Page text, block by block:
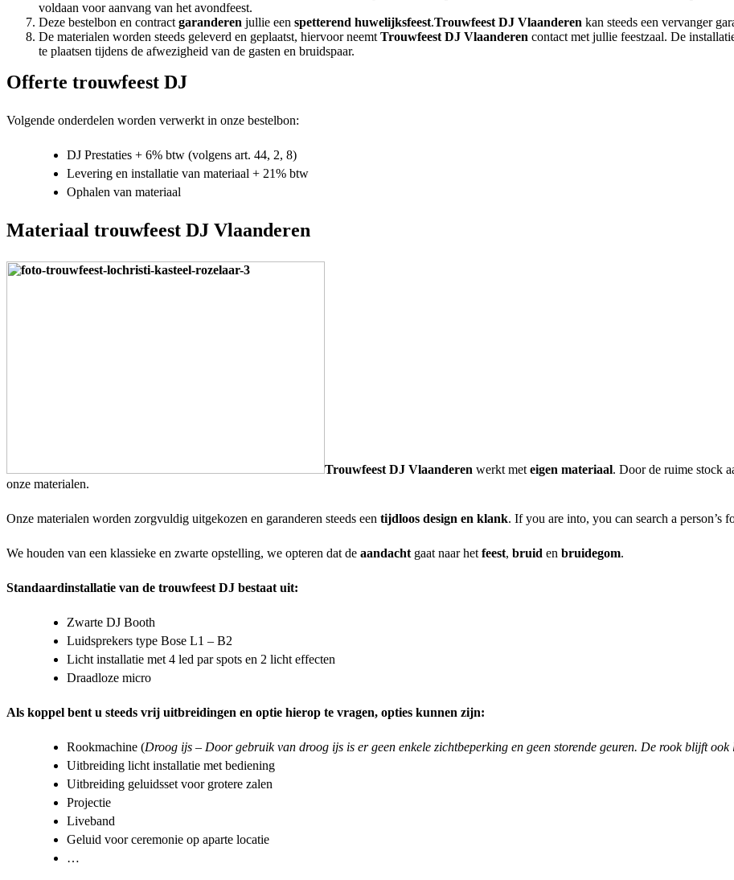
voldaan voor aanvang van het avondfeest.
Deze bestelbon en contractgaranderen jullie een spetterend huwelijksfeest.Trouwfeest DJ Vlaanderen kan steeds een vervanger
De materialen worden steeds geleverd en geplaatst, hiervoor neemtTrouwfeest DJ Vlaanderen contact met jullie feestzaal. De
te plaatsen tijdens de afwezigheid van de gasten en bruidspaar.
Offerte trouwfeest DJ
Volgende onderdelen worden verwerkt in onze bestelbon:
DJ Prestaties + 6% btw (volgens art. 44, 2, 8)
Levering en installatie van materiaal + 21% btw
Ophalen van materiaal
Materiaal trouwfeest DJ Vlaanderen
Trouwfeest DJ Vlaanderen werkt meteigen materiaal. Door de ruime stock
onze materialen.
Onze materialen worden zorgvuldig uitgekozen en garanderen steeds een tijdloos design en klank. If you are into, you can search a person’s
We houden van een klassieke en zwarte opstelling, we opteren dat de aandachtgaat naar hetfeest, bruid en bruidegom.
Standaardinstallatie van de trouwfeest DJ bestaat uit:
Zwarte DJ Booth
Luidsprekers type Bose L1 – B2
Licht installatie met 4 led par spots en 2 licht effecten
Draadloze micro
Als koppel bent u steeds vrij uitbreidingen en optie hierop te vragen, opties kunnen zijn:
Rookmachine (Droog ijs – Door gebruik van droog ijs is er geen enkele zichtbeperking en geen storende geuren. De rook blijft ook
Uitbreiding licht installatie met bediening
Uitbreiding geluidsset voor grotere zalen
Projectie
Liveband
Geluid voor ceremonie op aparte locatie
…